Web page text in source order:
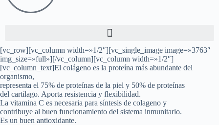
[vc_row][vc_column width=»1/2″][vc_single_image image=»3763″
img_size=»full»][/vc_column][vc_column width=»1/2″]
[vc_column_text]El colágeno es la proteína más abundante del
organismo,
representa el 75% de proteínas de la piel y 50% de proteínas
del cartilago. Aporta resistencia y flexibilidad.
La vitamina C es necesaria para síntesis de colageno y
contribuye al buen funcionamiento del sistema inmunitario.
Es un buen antioxidante.